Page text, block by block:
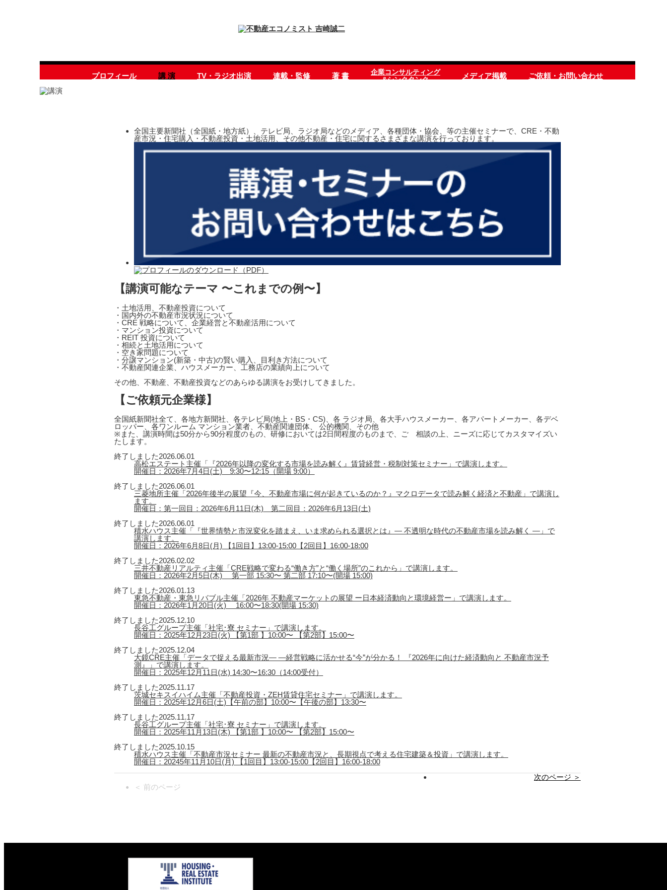
プロフィール 講 演 TV・ラジオ出演 連載・監修 著 書
企業コンサルティング
&シンクタンク
メディア掲載 ご依頼・お問い合わせ
全国主要新聞社（全国紙・地方紙）、テレビ局、ラジオ局などのメディア、各種団体・協会、等の主催セミナーで、CRE・不動
産市況・住宅購入・不動産投資・土地活用、その他不動産・住宅に関するさまざまな講演を行っております。
【講演可能なテーマ 〜これまでの例〜】
・土地活用、不動産投資について
・国内外の不動産市況状況について
・CRE 戦略について、企業経営と不動産活用について
・マンション投資について
・REIT 投資について
・相続と土地活用について
・空き家問題について
・分譲マンション(新築・中古)の賢い購入、目利き方法について
・不動産関連企業、ハウスメーカー、工務店の業績向上について
その他、不動産、不動産投資などのあらゆる講演をお受けしてきました。
【ご依頼元企業様】
全国紙新聞社全て、各地方新聞社、各テレビ局(地上・BS・CS)、各 ラジオ局、各大手ハウスメーカー、各アパートメーカー、各デベ
ロッパー、各ワンルーム マンション業者、不動産関連団体、 公的機関、その他
※また、講演時間は50分から90分程度のもの、研修においては2日間程度のものまで、ご゙相談の上、ニーズに応じてカスタマイズい
たします。
終了しました2026.06.01
高松エステート主催「『2026年以降の変化する市場を読み解く』賃貸経営・税制対策セミナー」で講演します。
開催日：2026年7月4日(土) 9:30〜12:15（開場 9:00）
終了しました2026.06.01
三菱地所主催「2026年後半の展望『今、不動産市場に何が起きているのか？』マクロデータで読み解く経済と不動産」で講演し
ます。
開催日：第一回目：2026年6月11日(木) 第二回目：2026年6月13日(土)
終了しました2026.06.01
積水ハウス主催「『世界情勢と市況変化を踏まえ、いま求められる選択とは』― 不透明な時代の不動産市場を読み解く ―」で
講演します。
開催日：2026年6月8日(月) 【1回目】13:00-15:00【2回目】16:00-18:00
終了しました2026.02.02
三井不動産リアルティ主催「CRE戦略で変わる“働き方”と“働く場所”のこれから」で講演します。
開催日：2026年2月5日(木) 第一部 15:30〜 第二部 17:10〜(開場 15:00)
終了しました2026.01.13
東急不動産・東急リバブル主催「2026年 不動産マーケットの展望 ー日本経済動向と環境経営ー」で講演します。
開催日：2026年1月20日(火) 16:00〜18:30(開場 15:30)
終了しました2025.12.10
長谷工グループ主催「社宅･寮 セミナー」で講演します。
開催日：2025年12月23日(火) 【第1部 】10:00〜 【第2部】15:00〜
終了しました2025.12.04
大鏡CRE主催「データで捉える最新市況― ―経営戦略に活かせる“今”が分かる！ 『2026年に向けた経済動向と 不動産市況予
測』」で講演します。
開催日：2025年12月11日(水) 14:30〜16:30（14:00受付）
終了しました2025.11.17
茨城セキスイハイム主催「不動産投資・ZEH賃貸住宅セミナー」で講演します。
開催日：2025年12月6日(土)【午前の部】10:00〜【午後の部】13:30〜
終了しました2025.11.17
長谷工グループ主催「社宅･寮 セミナー」で講演します。
開催日：2025年11月13日(木) 【第1部 】10:00〜 【第2部】15:00〜
終了しました2025.10.15
積水ハウス主催「不動産市況セミナー 最新の不動産市況と、長期視点で考える住宅建築＆投資」で講演します。
開催日：20245年11月10日(月) 【1回目】13:00-15:00【2回目】16:00-18:00
＜ 前のページ
次のページ ＞